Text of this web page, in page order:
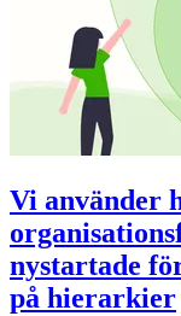
Vi använder
nystartade
på hierarkier